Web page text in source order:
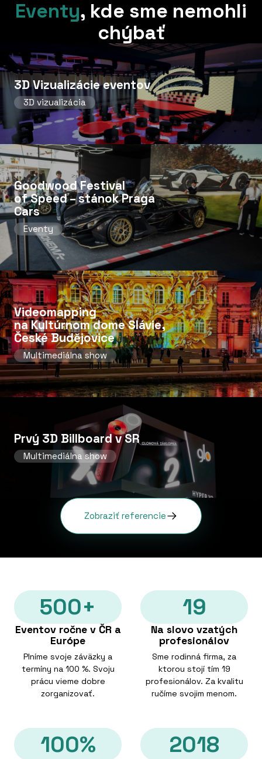
Eventy, kde sme nemohli
chýbať
3D Vizualizácie eventov
3D vizualizácia
Goodwood Festival
of Speed ​​– stánok Praga
Cars
Eventy
Videomapping
na Kultúrnom dome Slávie,
České Budějovice
Multimediálna show
Prvý 3D Billboard v SR
Multimediálna show
Zobraziť referencie
500+
Eventov ročne v ČR a
Európe
Plníme svoje záväzky a
termíny na 100 %. Svoju
prácu vieme dobre
zorganizovať.
19
Na slovo vzatých
profesionálov
Sme rodinná firma, za
ktorou stojí tím 19
profesionálov. Za kvalitu
ručíme svojim menom.
100% 2018